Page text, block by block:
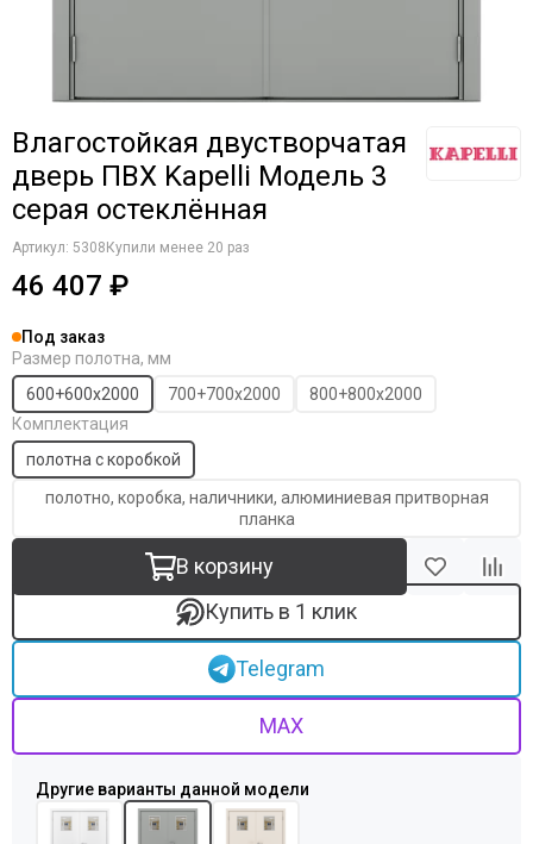
Legend
Milyana
Morelli
Ofram
Optima Porte
Porta Di Parma
Portalini
Porte Vista
Portika
Poseidon
Profilo Porte
Regi Doors
Staller
STR
VFD
Velldoris
ЗАО ПО Одинцово
Ока
Текона
Шейл Дорс
Юркас
Влагостойкая двустворчатая
дверь ПВХ Kapelli Модель 3
серая остеклённая
Артикул: 5308 Купили менее 20 раз
46 407 ₽
Под заказ
Размер полотна, мм
600+600х2000
700+700х2000
800+800х2000
Комплектация
полотна с коробкой
полотно, коробка, наличники, алюминиевая притворная
планка
В корзину
Купить в 1 клик
Telegram
MAX